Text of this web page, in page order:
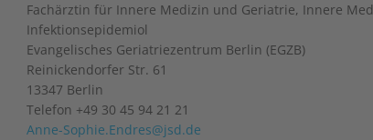
Fachärztin für Innere Medizin und Geriatrie, Innere
Infektionsepidemiol
Evangelisches Geriatriezentrum Berlin (EGZB)
Reinickendorfer Str. 61
13347 Berlin
Telefon +49 30 45 94 21 21
Anne-Sophie.Endres@jsd.de